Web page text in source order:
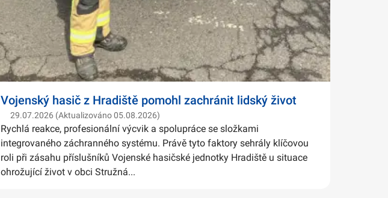
Vojenský hasič z Hradiště pomohl zachránit lidský život
29.07.2026 (Aktualizováno 05.08.2026)
Rychlá reakce, profesionální výcvik a spolupráce se složkami
integrovaného záchranného systému. Právě tyto faktory sehrály klíčovou
roli při zásahu příslušníků Vojenské hasičské jednotky Hradiště u situace
ohrožující život v obci Stružná...